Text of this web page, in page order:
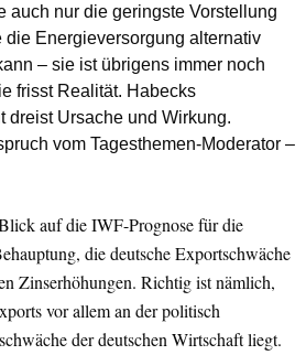
auch nur die geringste Vorstellung
Energieversorgung alternativ
– sie ist übrigens immer noch
frisst Realität. Habecks
dreist Ursache und Wirkung.
vom Tagesthemen-Moderator –
auf die IWF-Prognose für die
die deutsche Exportschwäche
Zinserhöhungen. Richtig ist nämlich,
vor allem an der politisch
der deutschen Wirtschaft liegt.